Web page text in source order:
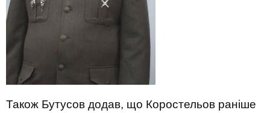
Також Бутусов додав, що Коростельов раніше